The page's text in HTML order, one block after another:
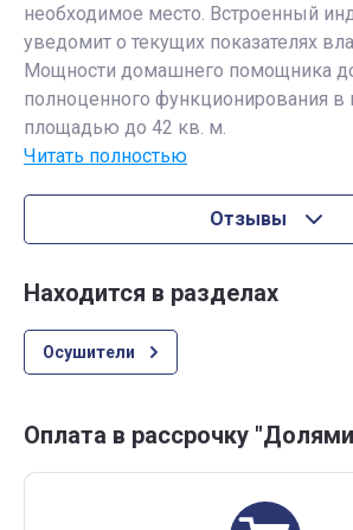
необходимое место. Встроенный
уведомит о текущих показателях
Мощности домашнего помощника
полноценного функционирования
площадью до 42 кв. м.
Читать полностью
Отзывы
Находится в разделах
Осушители
Оплата в рассрочку